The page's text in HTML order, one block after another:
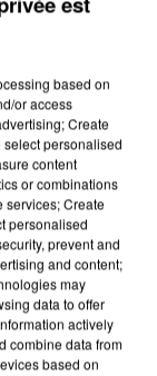
en
interpellé
based on
or access
Create
personalised
content
or combinations
services; Create
personalised
prevent and
and content;
may
data to offer
actively
combine data from
based on